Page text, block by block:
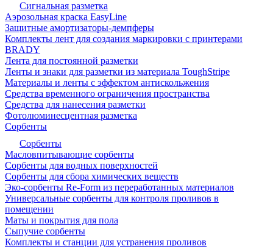
Сигнальная разметка
Аэрозольная краска EasyLine
Защитные амортизаторы-демпферы
Комплекты лент для создания маркировки с принтерами
BRADY
Лента для постоянной разметки
Ленты и знаки для разметки из материала ToughStripe
Материалы и ленты с эффектом антискольжения
Средства временного ограничения пространства
Средства для нанесения разметки
Фотолюминесцентная разметка
Сорбенты
Сорбенты
Масловпитывающие сорбенты
Сорбенты для водных поверхностей
Сорбенты для сбора химических веществ
Эко-сорбенты Re-Form из переработанных материалов
Универсальные сорбенты для контроля проливов в
помещении
Маты и покрытия для пола
Сыпучие сорбенты
Комплекты и станции для устранения проливов